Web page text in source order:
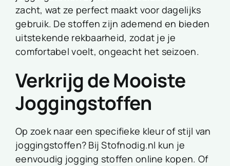
zacht, wat ze perfect maakt voor dagelijks
gebruik. De stoffen zijn ademend en bieden
uitstekende rekbaarheid, zodat je je
comfortabel voelt, ongeacht het seizoen.
Verkrijg de Mooiste
Joggingstoffen
Op zoek naar een specifieke kleur of stijl van
joggingstoffen? Bij Stofnodig.nl kun je
eenvoudig jogging stoffen online kopen. Of